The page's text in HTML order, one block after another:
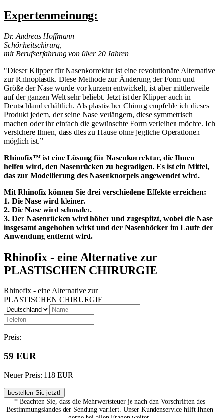
Expertenmeinung:
Dr. Andreas Hoffmann
Schönheitschirurg,
mit Berufserfahrung von über 20 Jahren
"Dieser Klipper für Nasenkorrektur ist eine revolutionäre Alternative
zur Rhinoplastik. Diese Methode zur Änderung der Form und
Größe der Nase wurde vor kurzem entwickelt, ist aber mittlerweile
auf der ganzen Welt sehr beliebt. Jetzt ist der Klipper auch in
Deutschland erhältlich. Als plastischer Chirurg empfehle ich dieses
Produkt jedem, der seine Nase verlängern, diese symmetrisch
machen oder ihr einfach die gewünschte Form verleihen möchte. Ich
versichere Ihnen, dass dies zu Hause ohne jegliche Operationen
möglich ist.”
Rhinofix™ ist eine Lösung für Nasenkorrektur, die Ihnen
helfen wird, den Nasenrücken zu begradigen. Es ist ein Mittel,
das zur Modellierung des Nasenknorpels angewendet wird.
Mit Rhinofix können Sie drei verschiedene Effekte erreichen:
1. Die Nase wird kleiner.
2. Die Nase wird schmaler.
3. Der Nasenrücken wird höher und zugespitzt, wobei die Nase
insgesamt angehoben wirkt und der Nasenhöcker im Laufe der
Anwendung entfernt wird.
Rhinofix - eine Alternative zur
PLASTISCHEN CHIRURGIE
Rhinofix - eine Alternative zur
PLASTISCHEN CHIRURGIE
Preis:
59 EUR
Neuer Preis: 118 EUR
bestellen Sie jetzt!
* Beachten Sie, dass die Mehrwertsteuer je nach den Vorschriften des
Bestimmungslandes der Sendung variiert. Unser Kundenservice hilft Ihnen